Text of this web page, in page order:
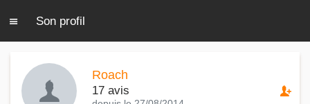
Son profil
Roach
17 avis